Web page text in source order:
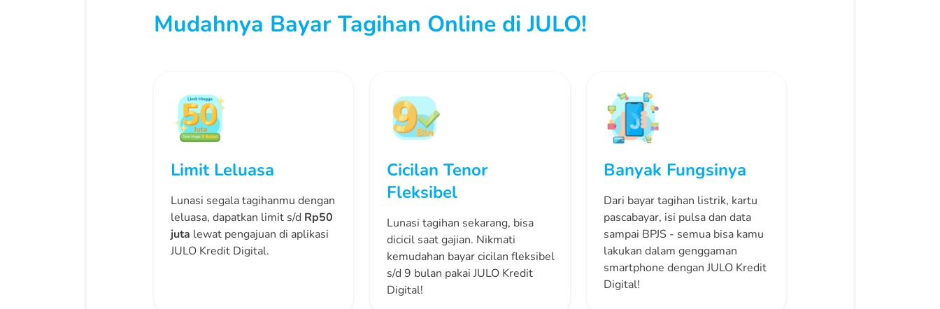
Mudahnya Bayar Tagihan Online di JULO!
Limit Leluasa
Lunasi segala tagihanmu dengan
leluasa, dapatkan limit s/d Rp50
juta lewat pengajuan di aplikasi
JULO Kredit Digital.
Cicilan Tenor
Fleksibel
Lunasi tagihan sekarang, bisa
dicicil saat gajian. Nikmati
kemudahan bayar cicilan fleksibel
s/d 9 bulan pakai JULO Kredit
Digital!
Banyak Fungsinya
Dari bayar tagihan listrik, kartu
pascabayar, isi pulsa dan data
sampai BPJS - semua bisa kamu
lakukan dalam genggaman
smartphone dengan JULO Kredit
Digital!